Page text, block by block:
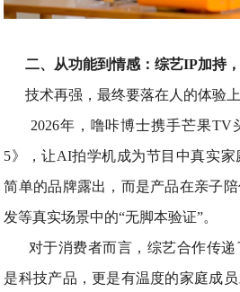
二、从功能到情感：综艺IP加持
技术再强，最终要落在人的体验上
2026年，噜咔博士携手芒果TV
5》，让AI拍学机成为节目中真实
简单的品牌露出，而是产品在亲子
发等真实场景中的“无脚本验证”。
对于消费者而言，综艺合作传
是科技产品，更是有温度的家庭成